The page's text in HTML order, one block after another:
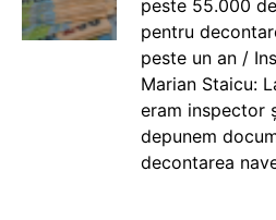
peste 55.000
pentru
peste un an /
Marian Staicu:
eram inspector
depunem
decontarea